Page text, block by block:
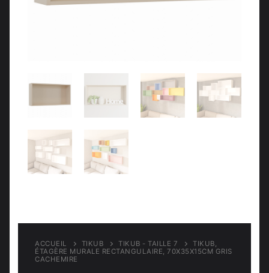
ACCUEIL TIKUB TIKUB - TAILLE 7
TIKUB,
ÉTAGÈRE MURALE RECTANGULAIRE, 70X35X15CM GRIS
CACHEMIRE